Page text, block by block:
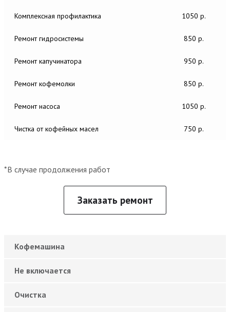
Комплексная профилактика 1050 р.
Ремонт гидросистемы 850 р.
Ремонт капучинатора 950 р.
Ремонт кофемолки 850 р.
Ремонт насоса 1050 р.
Чистка от кофейных масел 750 р.
*В случае продолжения работ
Заказать ремонт
Кофемашина
Не включается
Очистка